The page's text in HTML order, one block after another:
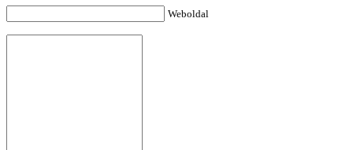
Weboldal